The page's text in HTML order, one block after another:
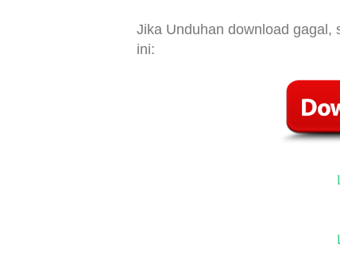
Jika Unduhan download gagal,
ini: